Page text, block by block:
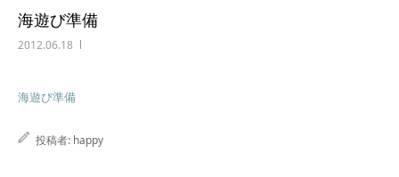
海遊び準備
2012.06.18
海遊び準備
投稿者: happy